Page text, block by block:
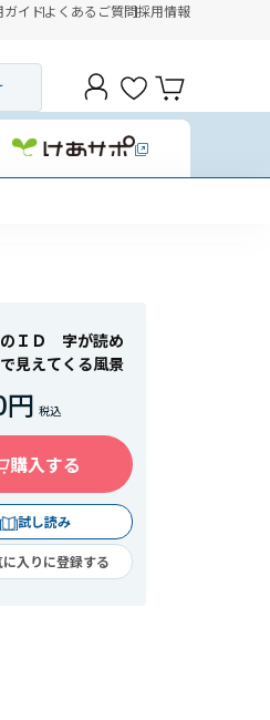
ガイドよくあるご質問採用情報
のＩＤ 字が読め
見えてくる風景
購入する
試し読み
に入りに登録する